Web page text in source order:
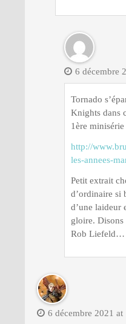
6 décembre
Tornado
Knights dans
1ère
http://
les-annees-
Petit extrait
d’ordinaire si
d’une laideur
gloire. Disons
Rob Liefeld…
6 décembre 2021